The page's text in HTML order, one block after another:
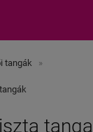
tangák »
tanga